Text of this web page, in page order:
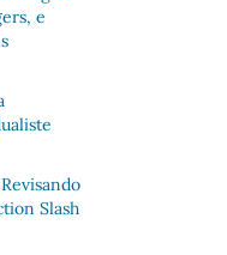
e
Slash